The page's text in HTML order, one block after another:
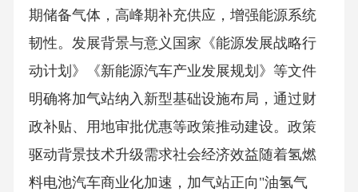
期储备气体，高峰期补充供应，增强能源系统
韧性。发展背景与意义国家《能源发展战略行
动计划》《新能源汽车产业发展规划》等文件
明确将加气站纳入新型基础设施布局，通过财
政补贴、用地审批优惠等政策推动建设。政策
驱动背景技术升级需求社会经济效益随着氢燃
料电池汽车商业化加速，加气站正向"油氢气